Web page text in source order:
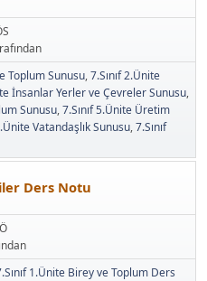
Toplum Sunusu 7.Sınıf 2.Ünite
İnsanlar Yerler ve Çevreler Sunusu
Sunusu 7.Sınıf 5.Ünite Üretim
Vatandaşlık Sunusu 7.Sınıf
Ders Notu
1.Ünite Birey ve Toplum Ders